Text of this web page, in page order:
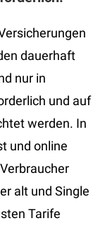
dauerhaft
nur in
und auf
werden. In
und online
alt und Single
Tarife